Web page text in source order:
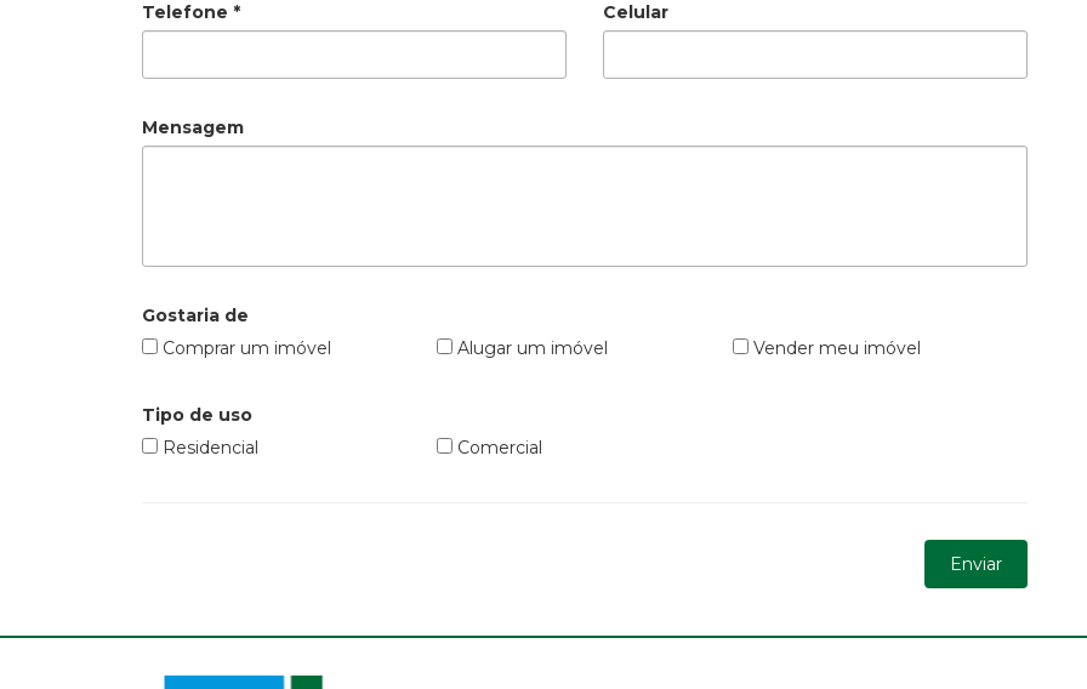
Telefone * Celular
Mensagem
Gostaria de
Comprar um imóvel
Alugar um imóvel Vender meu imóvel
Tipo de uso
Residencial
Comercial